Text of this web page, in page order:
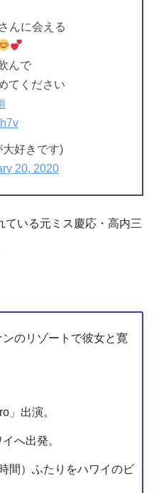
んに会える
んで
てください
好きです)
20, 2020
ている元ミス慶応・高内三
のリゾートで彼女と寛
」出演。
へ出発。
間）ふたりをハワイのビ